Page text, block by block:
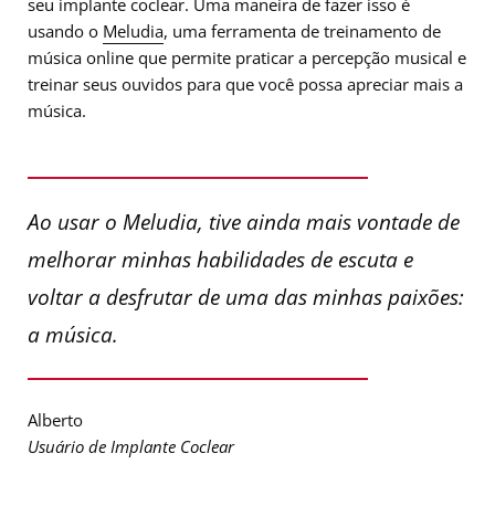
usando o Meludia, uma ferramenta de treinamento de
música online que permite praticar a percepção musical e
treinar seus ouvidos para que você possa apreciar mais a
música.
Ao usar o Meludia, tive ainda mais vontade de
melhorar minhas habilidades de escuta e
voltar a desfrutar de uma das minhas paixões:
a música.
Alberto
Usuário de Implante Coclear